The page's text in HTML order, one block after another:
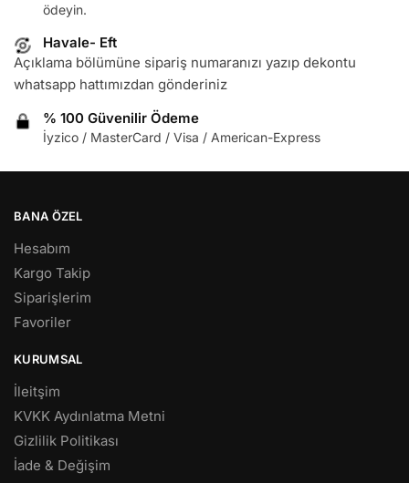
ödeyin.
Havale- Eft
Açıklama bölümüne sipariş numaranızı yazıp dekontu
whatsapp hattımızdan gönderiniz
% 100 Güvenilir Ödeme
İyzico / MasterCard / Visa / American-Express
BANA ÖZEL
Hesabım
Kargo Takip
Siparişlerim
Favoriler
KURUMSAL
İleitşim
KVKK Aydınlatma Metni
Gizlilik Politikası
İade & Değişim